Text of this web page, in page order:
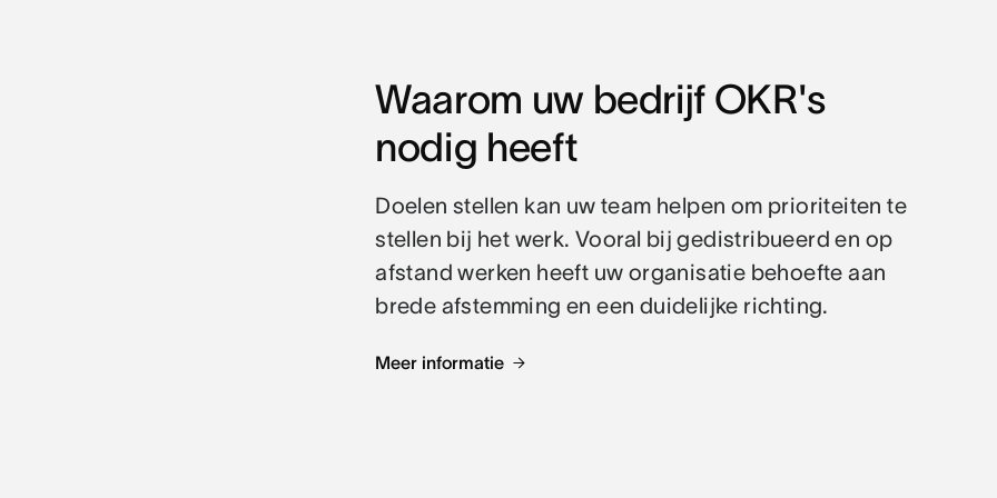
Waarom uw bedrijf OKR's
nodig heeft
Doelen stellen kan uw team helpen om prioriteiten te
stellen bij het werk. Vooral bij gedistribueerd en op
afstand werken heeft uw organisatie behoefte aan
brede afstemming en een duidelijke richting.
Meer informatie